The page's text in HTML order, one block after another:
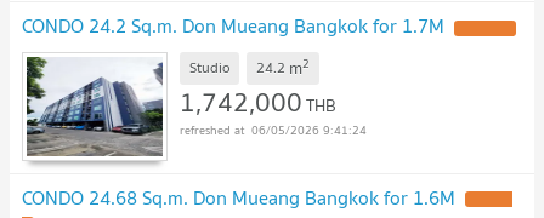
CONDO 24.2 Sq.m. Don Mueang Bangkok for 1.7M
Studio 24.2 m2
1,742,000THB
06/05/2026 9:41:24
CONDO 24.68 Sq.m. Don Mueang Bangkok for 1.6M